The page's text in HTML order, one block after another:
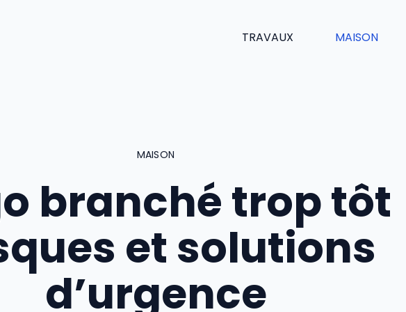
TRAVAUX MAISON
MAISON
branché trop tôt
et solutions
d’urgence